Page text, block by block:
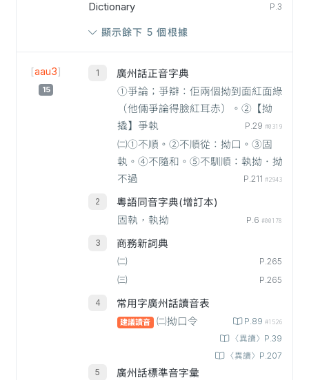
Dictionary
P.3
顯示餘下 5 個根據
[aau3]
15
廣州話正音字典
①爭論；爭辯：佢兩個拗到面紅面綠
（他倆爭論得臉紅耳赤）。②【拗
撬】爭執
P.29 #0319
㈡①不順。②不順從：拗口。③固
執。④不隨和。⑤不馴順：執拗．拗
不過
P.211 #2943
粵語同音字典(增訂本)
固執，執拗
P.6 #00178
商務新詞典
㈡
P.265
㈢ P.265
常用字廣州話讀音表
建議讀音 ㈡拗口令 P.89 #1526
〈異讀〉P.39
〈異讀〉P.207
廣州話標準音字彙